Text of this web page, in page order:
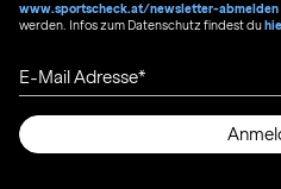
www.sportscheck.at/newsletter-abmelden
werden. Infos zum Datenschutz findest du
E-Mail Adresse